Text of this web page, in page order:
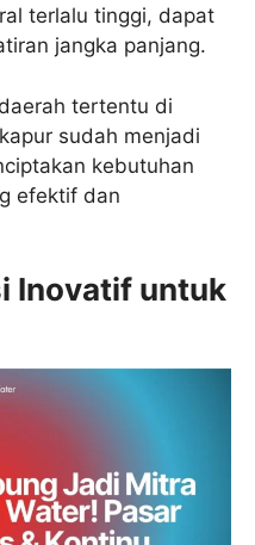
terlalu tinggi, dapat
jangka panjang.
tertentu di
sudah menjadi
kebutuhan
efektif dan
Inovatif untuk